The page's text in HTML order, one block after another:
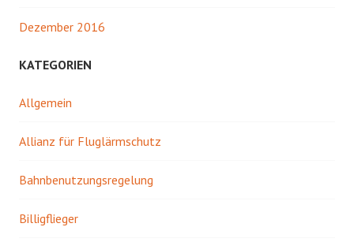
Dezember 2016
KATEGORIEN
Allgemein
Allianz für Fluglärmschutz
Bahnbenutzungsregelung
Billigflieger